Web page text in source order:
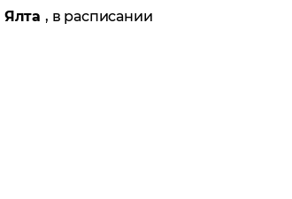
Ялта , в расписании